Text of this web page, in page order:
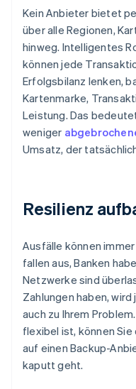
Kein Anbieter bietet
über alle Regionen,
hinweg. Intelligentes
können jede
Erfolgsbilanz lenken,
Kartenmarke,
Leistung. Das
weniger
Umsatz, der
Resilienz
Ausfälle können
fallen aus, Banken
Netzwerke sind
Zahlungen haben,
auch zu Ihrem
flexibel ist, können
auf einen Backup-
kaputt geht.